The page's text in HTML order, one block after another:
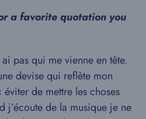
a favorite quotation you
pas qui me vienne en tête.
devise qui reflète mon
de mettre les choses
j’écoute de la musique je ne